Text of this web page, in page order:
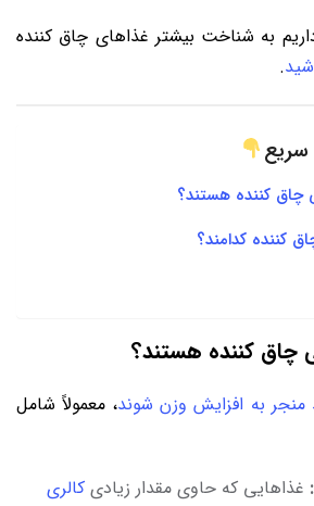
به شناخت بیشتر غذاهای چاق کننده
.
چاق کننده هستند؟
کننده کدامند؟
چاق کننده هستند؟
منجر به افزایش وزن شوند، معمولاً شامل
غذاهایی که حاوی مقدار زیادی کالری